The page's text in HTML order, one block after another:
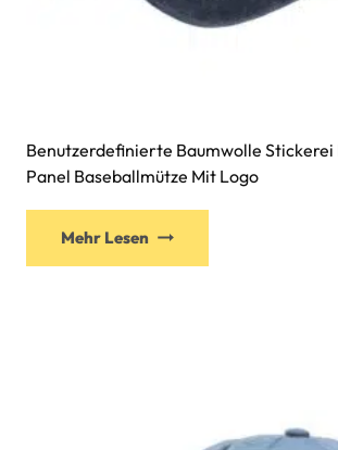
Benutzerdefinierte Baumwolle Stickerei
Panel Baseballmütze Mit Logo
Mehr Lesen